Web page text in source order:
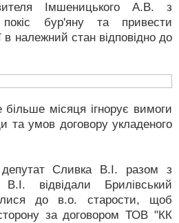
Імшеницького А.В. з
бур'яну та привести
в належний стан відповідно до
місяця ігнорує вимоги
та умов договору укладеного
Сливка В.І. разом з
відвідали Брилівський
до в.о. старости, щоб
за договором ТОВ "КК